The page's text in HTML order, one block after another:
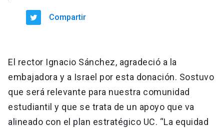
Compartir
El rector Ignacio Sánchez, agradeció a la
embajadora y a Israel por esta donación. Sostuvo
que será relevante para nuestra comunidad
estudiantil y que se trata de un apoyo que va
alineado con el plan estratégico UC. “La equidad